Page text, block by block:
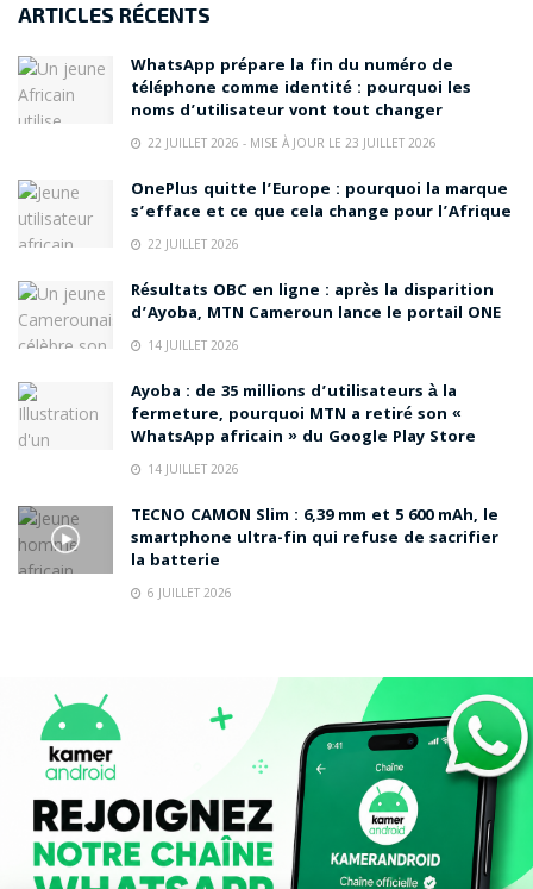
ARTICLES RÉCENTS
WhatsApp prépare la fin du numéro de
téléphone comme identité : pourquoi les
noms d’utilisateur vont tout changer
22 JUILLET 2026 - MISE À JOUR LE 23 JUILLET 2026
OnePlus quitte l’Europe : pourquoi la marque
s’efface et ce que cela change pour l’Afrique
22 JUILLET 2026
Résultats OBC en ligne : après la disparition
d’Ayoba, MTN Cameroun lance le portail ONE
14 JUILLET 2026
Ayoba : de 35 millions d’utilisateurs à la
fermeture, pourquoi MTN a retiré son «
WhatsApp africain » du Google Play Store
14 JUILLET 2026
TECNO CAMON Slim : 6,39 mm et 5 600 mAh, le
smartphone ultra-fin qui refuse de sacrifier
la batterie
6 JUILLET 2026